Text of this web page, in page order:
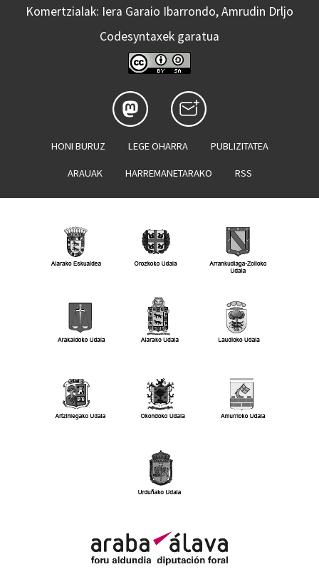
Komertzialak: Iera Garaio Ibarrondo, Amrudin Drljo
Codesyntaxek garatua
HONI BURUZ LEGE OHARRA PUBLIZITATEA
ARAUAK HARREMANETARAKO RSS